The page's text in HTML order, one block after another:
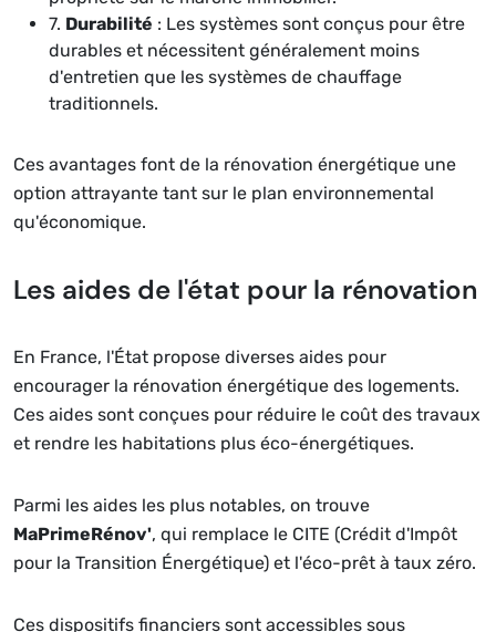
7. Durabilité : Les systèmes sont conçus pour être
durables et nécessitent généralement moins
d'entretien que les systèmes de chauffage
traditionnels.
Ces avantages font de la rénovation énergétique une
option attrayante tant sur le plan environnemental
qu'économique.
Les aides de l'état pour la rénovation
En France, l'État propose diverses aides pour
encourager la rénovation énergétique des logements.
Ces aides sont conçues pour réduire le coût des travaux
et rendre les habitations plus éco-énergétiques.
Parmi les aides les plus notables, on trouve
MaPrimeRénov', qui remplace le CITE (Crédit d'Impôt
pour la Transition Énergétique) et l'éco-prêt à taux zéro.
Ces dispositifs financiers sont accessibles sous